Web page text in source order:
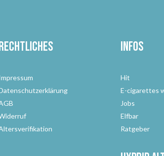
Infos
Hit
E-cigarettes
Jobs
Elfbar
Ratgeber